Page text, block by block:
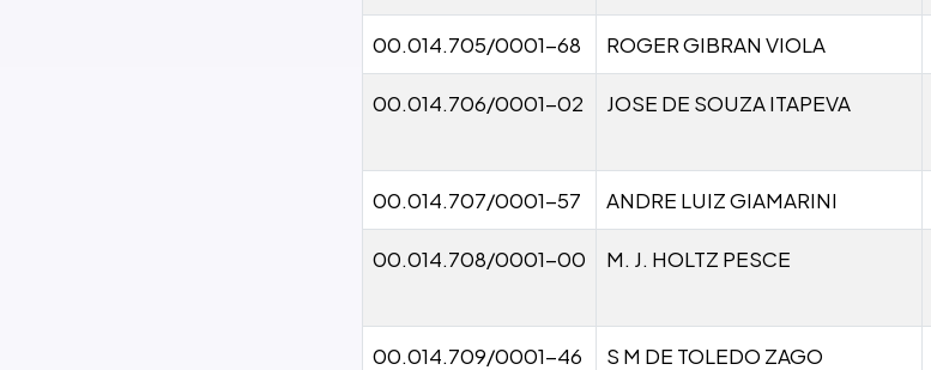
00.014.705/0001-68 ROGER GIBRAN VIOLA
00.014.706/0001-02 JOSE DE SOUZA ITAPEVA
00.014.707/0001-57 ANDRE LUIZ GIAMARINI
00.014.708/0001-00 M. J. HOLTZ PESCE
00.014.709/0001-46
S M DE TOLEDO ZAGO